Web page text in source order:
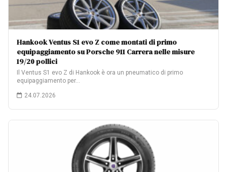
Hankook Ventus S1 evo Z come montati di primo
equipaggiamento su Porsche 911 Carrera nelle misure
19/20 pollici
Il Ventus S1 evo Z di Hankook è ora un pneumatico di primo
equipaggiamento per…
24.07.2026